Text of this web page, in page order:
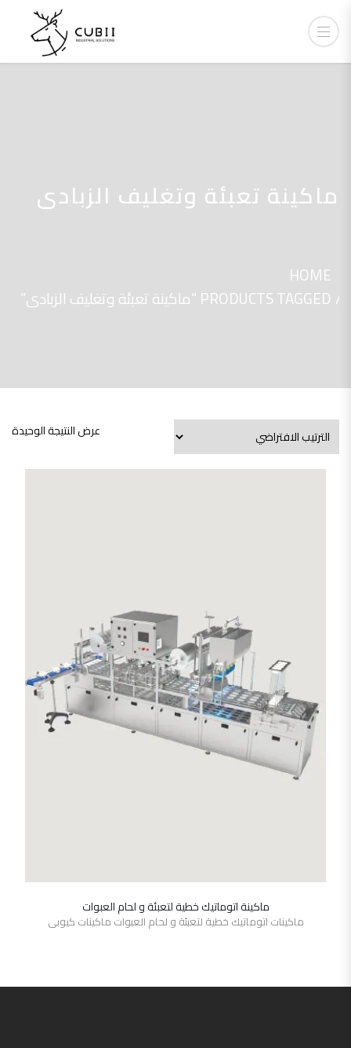
ماكينة تعبئة وتغليف الزبادى
HOME
PRODUCTS TAGGED “ماكينة تعبئة وتغليف الزبادى”
عرض النتيجة الوحيدة
SHOW DETAILS
ماكينة اتوماتيك خطية لتعبئة و لحام العبوات
ماكينات اتوماتيك خطية لتعبئة و لحام العبوات ماكينات كيوبى